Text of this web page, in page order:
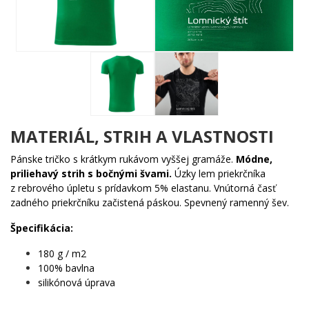
lanovka, ktorá tu funguje od roku 1937. A výhľad, pre ktorý sa
celé to vyliezanie oplatí – za jasného dňa vidíš polovicu
Slovenska aj kúsok Poľska. A to stojí za to!
Vrstevnicový dizajn v obdĺžnikovom formáte je minimalistický a
pritom topograficky presný. Skvelý pre každého, kto má rád
hory, turistiku, outdoorové dobrodružstvo alebo jednoducho
obdivuje krásu slovenskej prírody.
Nosiť ho je ako povedať svetu: "Poznám Lomnický štít. Bol/a som
tam. Alebo tam plánujem byť."
🎁Ideálny darček:Pre turistov, horolezcov, Slovákov a
všetkých milovníkov Vysokých Tatier!
MATERIÁL, STRIH A VLASTNOSTI
Pánske tričko s krátkym rukávom vyššej gramáže. Módne,
priliehavý strih s bočnými švami. Úzky lem priekrčníka
z rebrového úpletu s prídavkom 5% elastanu. Vnútorná časť
zadného priekrčníku začistená páskou. Spevnený ramenný šev.
Špecifikácia:
180 g / m2
100% bavlna
silikónová úprava